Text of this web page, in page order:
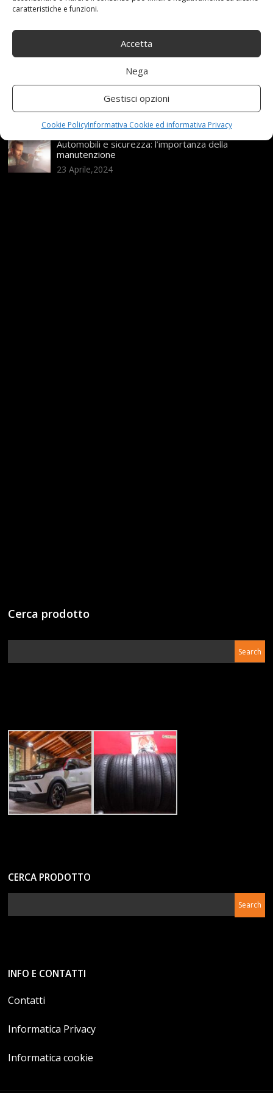
caratteristiche e funzioni.
Accetta
Nega
Gestisci opzioni
Cookie PolicyInformativa Cookie ed informativa Privacy
21 Aprile,2026
Range Rover: un’icona tra i luxury SUV
25 Novembre,2024
Nuova MG ZS Hybrid+: i SUV si fanno ibridi
24 Novembre,2024
Automobili e sicurezza: l’importanza della
manutenzione
23 Aprile,2024
Cerca prodotto
CERCA PRODOTTO
INFO E CONTATTI
Contatti
Informatica Privacy
Informatica cookie